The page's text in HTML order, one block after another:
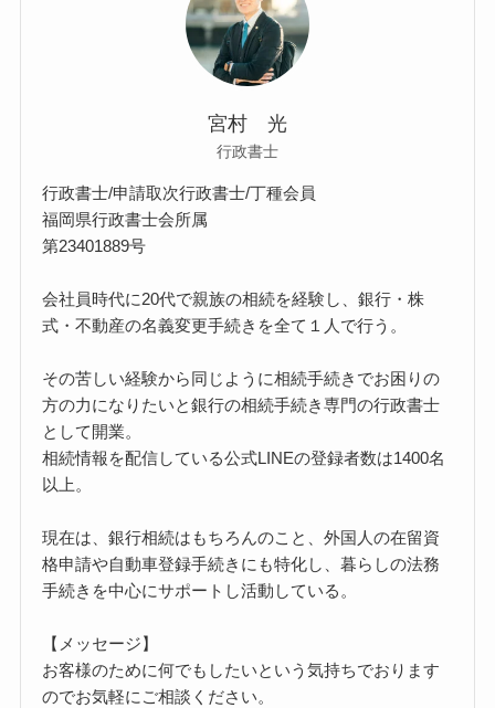
宮村 光
行政書士
行政書士/申請取次行政書士/丁種会員
福岡県行政書士会所属
第23401889号
会社員時代に20代で親族の相続を経験し、銀行・株
式・不動産の名義変更手続きを全て１人で行う。
その苦しい経験から同じように相続手続きでお困りの
方の力になりたいと銀行の相続手続き専門の行政書士
として開業。
相続情報を配信している公式LINEの登録者数は1400名
以上。
現在は、銀行相続はもちろんのこと、外国人の在留資
格申請や自動車登録手続きにも特化し、暮らしの法務
手続きを中心にサポートし活動している。
【メッセージ】
お客様のために何でもしたいという気持ちでおります
のでお気軽にご相談ください。